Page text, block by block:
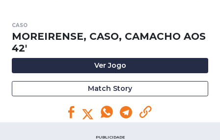
CASO
MOREIRENSE, CASO, CAMACHO AOS
42'
Ver Jogo
Match Story
PUBLICIDADE